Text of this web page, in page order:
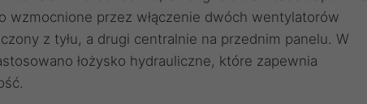
wzmocnione przez włączenie dwóch wentylatorów
z tyłu, a drugi centralnie na przednim panelu. W
łożysko hydrauliczne, które zapewnia